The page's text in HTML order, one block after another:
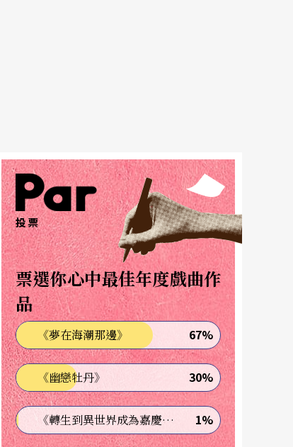
投票
票選你心中最佳年度戲曲作
品
《夢在海潮那邊》 67%
《幽戀牡丹》 30%
《轉生到異世界成為嘉慶君—發現我的祖先是詐騙集團!?》 1%